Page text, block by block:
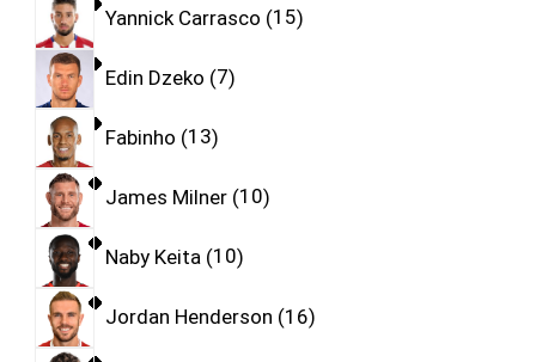
Yannick Carrasco 15
Edin Dzeko 7
Fabinho 13
James Milner 10
Naby Keita 10
Jordan Henderson 16